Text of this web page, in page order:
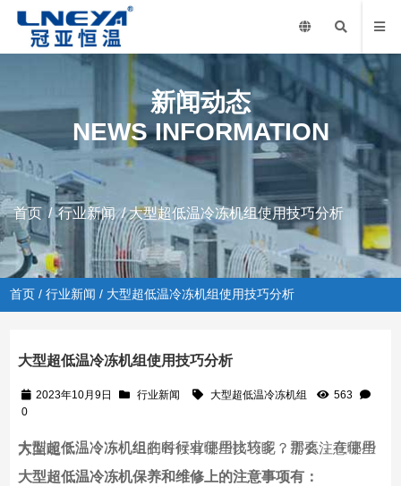
新闻动态
NEWS INFORMATION
首页 /行业新闻/ 大型超低温冷冻机组使用技巧分析
首页 /行业新闻 / 大型超低温冷冻机组使用技巧分析
大型超低温冷冻机组使用技巧分析
2023年10月9日 行业新闻 大型超低温冷冻机组
563
0
大型超低温冷冻机组在各行业使用比较多，那么，在使用大型超低温冷冻机组的时候有哪些技巧呢？需要注意哪些方面呢？
大型超低温冷冻机保养和维修上的注意事项有：